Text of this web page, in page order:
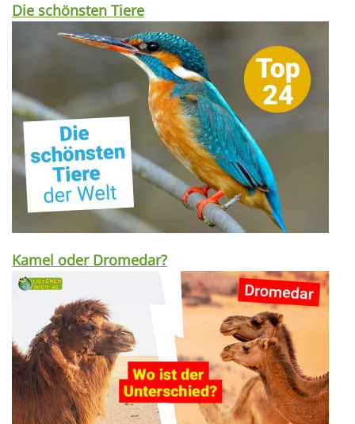
Die schönsten Tiere
Kamel oder Dromedar?